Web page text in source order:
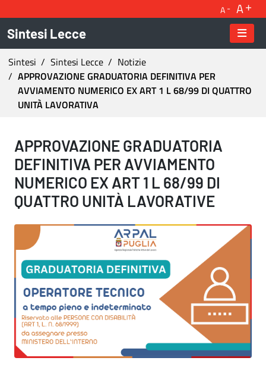
A A
Sintesi Lecce
Ti trovi in:
Sintesi Sintesi Lecce
Notizie
APPROVAZIONE GRADUATORIA DEFINITIVA PER
AVVIAMENTO NUMERICO EX ART 1 L 68/99 DI QUATTRO
UNITÀ LAVORATIVA
APPROVAZIONE GRADUATORIA
APPROVAZIONE GRADUATORIA
DEFINITIVA PER AVVIAMENTO
NUMERICO EX ART 1 L 68/99 DI
QUATTRO UNITÀ LAVORATIVE